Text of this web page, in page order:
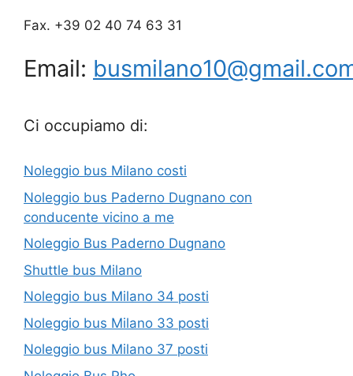
Fax. +39 02 40 74 63 31
Email:
Ci occupiamo di:
Noleggio bus Milano costi
Noleggio bus Paderno Dugnano con
conducente vicino a me
Noleggio Bus Paderno Dugnano
Shuttle bus Milano
Noleggio bus Milano 34 posti
Noleggio bus Milano 33 posti
Noleggio bus Milano 37 posti